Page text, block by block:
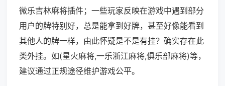
微乐吉林麻将插件；一些玩家反映在游戏中遇到部分
用户的牌特别好，总是能拿到好牌，甚至好像能看到
其他人的牌一样，由此怀疑是不是有挂？确实存在此
类外挂。如(星火麻将,一乐浙江麻将,俱乐部麻将)等，
建议通过正规途径维护游戏公平。